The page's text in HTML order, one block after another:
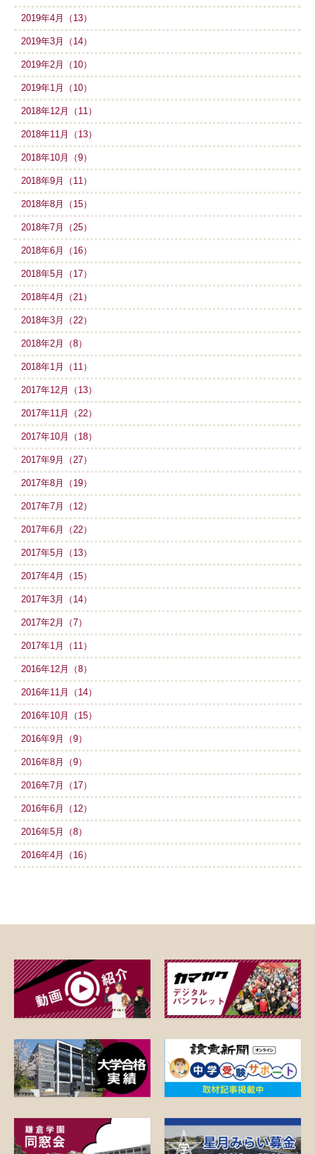
2019年4月（13）
2019年3月（14）
2019年2月（10）
2019年1月（10）
2018年12月（11）
2018年11月（13）
2018年10月（9）
2018年9月（11）
2018年8月（15）
2018年7月（25）
2018年6月（16）
2018年5月（17）
2018年4月（21）
2018年3月（22）
2018年2月（8）
2018年1月（11）
2017年12月（13）
2017年11月（22）
2017年10月（18）
2017年9月（27）
2017年8月（19）
2017年7月（12）
2017年6月（22）
2017年5月（13）
2017年4月（15）
2017年3月（14）
2017年2月（7）
2017年1月（11）
2016年12月（8）
2016年11月（14）
2016年10月（15）
2016年9月（9）
2016年8月（9）
2016年7月（17）
2016年6月（12）
2016年5月（8）
2016年4月（16）